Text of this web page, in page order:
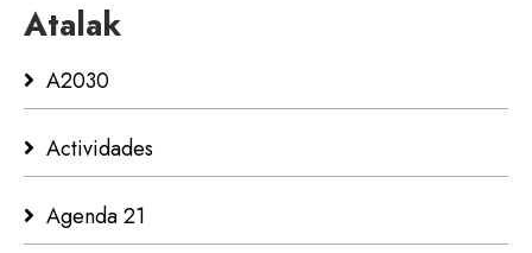
Atalak
A2030
Actividades
Agenda 21